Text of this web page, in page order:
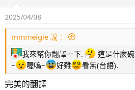
感覺有一些珊瑚的
滴~影片+騙照
o
n
：
2025/04/08
mmmeigie 說：
我來幫你翻譯一下.
這是什麼
~
喔嗚~ 好難 看無(台語).
完美的翻譯